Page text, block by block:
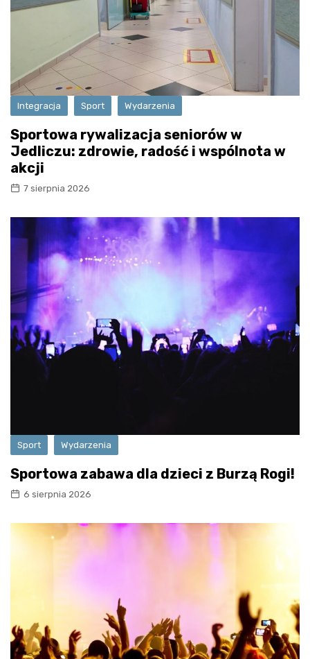
Integracja Sport Wydarzenia
Sportowa rywalizacja seniorów w
Jedliczu: zdrowie, radość i wspólnota w
akcji
7 sierpnia 2026
Sport Wydarzenia
Sportowa zabawa dla dzieci z Burzą Rogi!
6 sierpnia 2026